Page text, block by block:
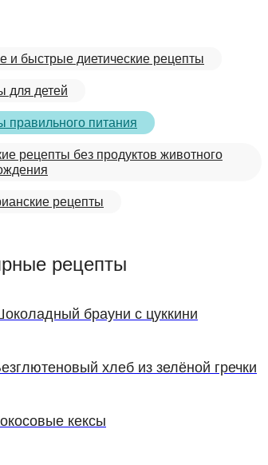
и быстрые диетические рецепты
для детей
правильного питания
рецепты без продуктов животного
рецепты
рецепты
брауни с цуккини
хлеб из зелёной гречки
кексы